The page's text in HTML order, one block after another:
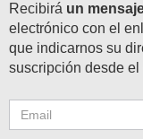
Recibirá un
electrónico con el
que indicarnos su
suscripción desde